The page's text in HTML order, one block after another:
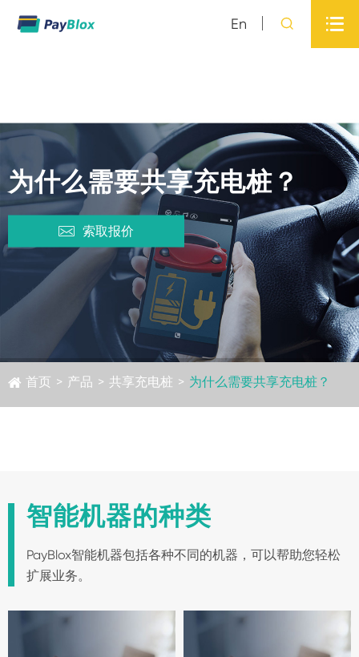
En  
首页 > 产品 > 共享充电桩 > 为什么需要共享充电桩？
为什么需要共享充电桩？
 索取报价
智能机器的种类
PayBlox智能机器包括各种不同的机器，可以帮助您轻松
扩展业务。